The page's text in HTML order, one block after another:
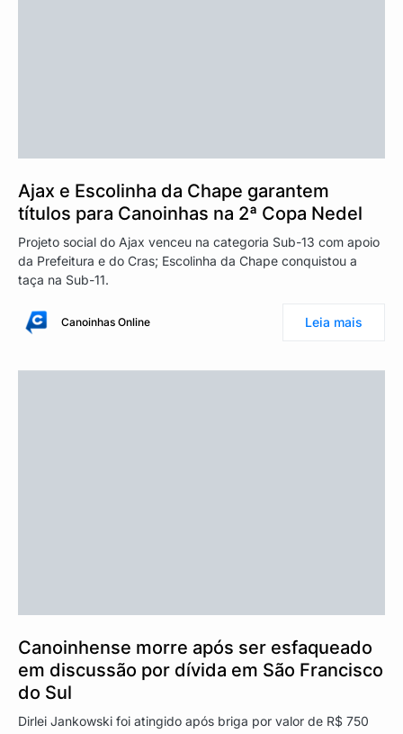
Ajax e Escolinha da Chape garantem
títulos para Canoinhas na 2ª Copa Nedel
Projeto social do Ajax venceu na categoria Sub-13 com apoio
da Prefeitura e do Cras; Escolinha da Chape conquistou a
taça na Sub-11.
Canoinhas Online Leia mais
Canoinhense morre após ser esfaqueado
em discussão por dívida em São Francisco
do Sul
Dirlei Jankowski foi atingido após briga por valor de R$ 750